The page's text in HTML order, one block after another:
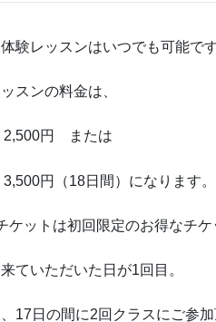
験レッスンはいつでも可能です
スンの料金は、
円 または
円（18日間）になります。
ケットは初回限定のお得なチケ
ていただいた日が1回目。
17日の間に2回クラスにご参加